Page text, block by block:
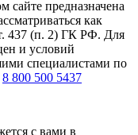
сайте предназначена
как
437 (п. 2) ГК РФ. Для
и условий
специалистами по
8 800 500 5437
с вами в